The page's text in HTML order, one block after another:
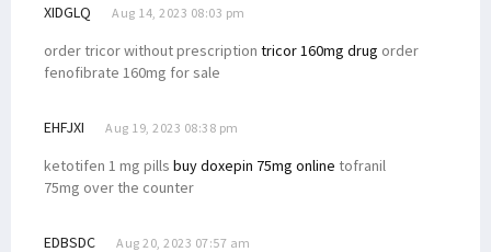
XIDGLQ Aug 14, 2023 08:03 pm
order tricor without prescription tricor 160mg drug order
fenofibrate 160mg for sale
EHFJXI Aug 19, 2023 08:38 pm
ketotifen 1 mg pills buy doxepin 75mg online tofranil
75mg over the counter
EDBSDC Aug 20, 2023 07:57 am